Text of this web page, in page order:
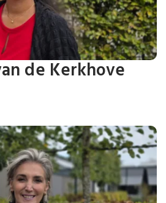
de Kerkhove